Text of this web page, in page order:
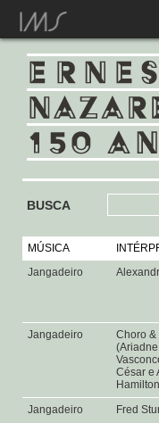
BUSCA
MÚSICA
Jangadeiro
Jangadeiro
Choro
César e
Jangadeiro Fred